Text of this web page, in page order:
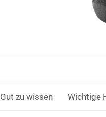
Gut zu wissen Wichtige